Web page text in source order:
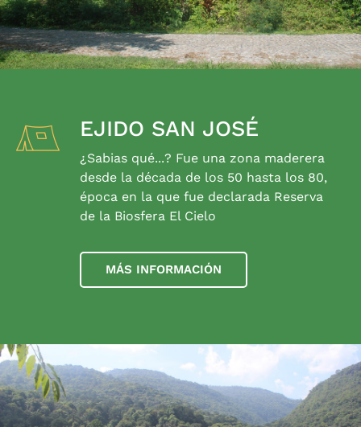
EJIDO SAN JOSÉ
¿Sabias qué...? Fue una zona maderera
desde la década de los 50 hasta los 80,
época en la que fue declarada Reserva
de la Biosfera El Cielo
MÁS INFORMACIÓN